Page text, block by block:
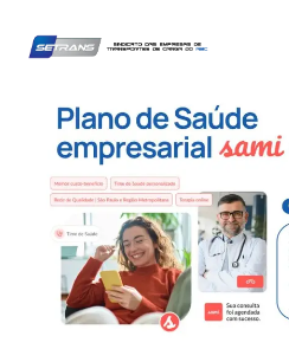
primary